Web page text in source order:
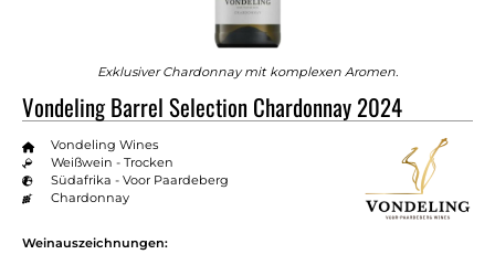
Exklusiver Chardonnay mit komplexen Aromen.
Vondeling Barrel Selection Chardonnay 2024
Vondeling Wines
Weißwein - Trocken
Südafrika - Voor Paardeberg
Chardonnay
Weinauszeichnungen: